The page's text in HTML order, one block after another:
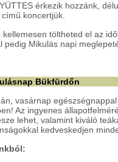
érkezik hozzánk,
koncertjük.
kellemesen töltheted el az
pedig Mikulás napi
Bükfürdőn
vasárnap
Az ingyenes
lehet, valamint kiváló
kedveskedjen